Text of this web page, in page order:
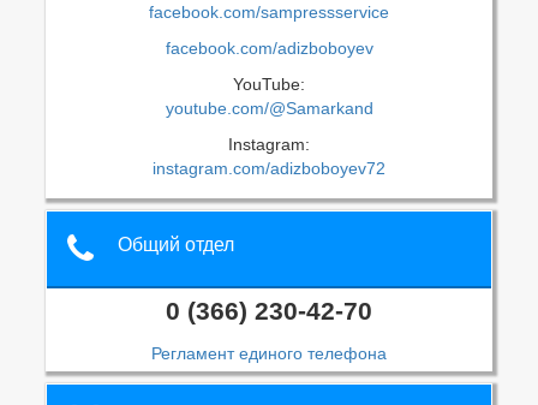
facebook.com/sampressservice
facebook.com/adizboboyev
YouTube:
youtube.com/@Samarkand
Instagram:
instagram.com/adizboboyev72
Общий отдел
0 (366) 230-42-70
Регламент единого телефона